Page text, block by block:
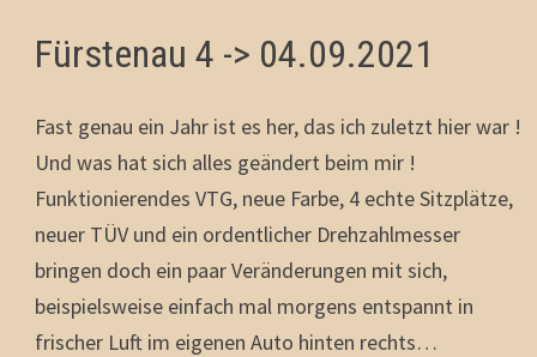
Fürstenau 4 -> 04.09.2021
Fast genau ein Jahr ist es her, das ich zuletzt hier war !
Und was hat sich alles geändert beim mir !
Funktionierendes VTG, neue Farbe, 4 echte Sitzplätze,
neuer TÜV und ein ordentlicher Drehzahlmesser
bringen doch ein paar Veränderungen mit sich,
beispielsweise einfach mal morgens entspannt in
frischer Luft im eigenen Auto hinten rechts…